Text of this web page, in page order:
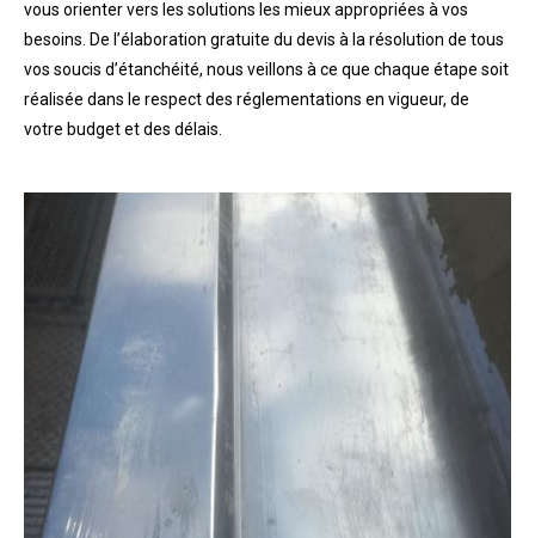
vous orienter vers les solutions les mieux appropriées à vos
besoins. De l’élaboration gratuite du devis à la résolution de tous
vos soucis d’étanchéité, nous veillons à ce que chaque étape soit
réalisée dans le respect des réglementations en vigueur, de
votre budget et des délais.